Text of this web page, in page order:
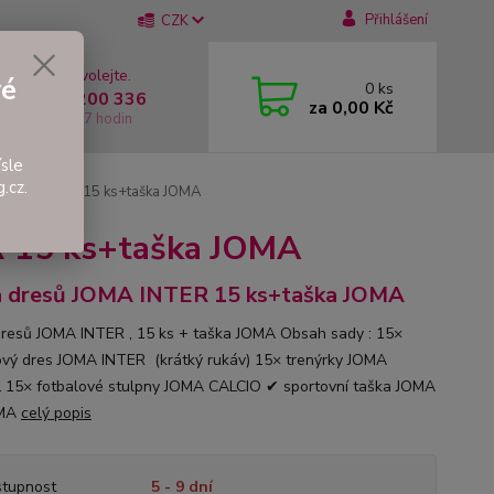
CZK Přihlášení
si rady? Zavolejte.
737 200 336
Pátek: 8 - 17 hodin
0 ks
za 0,00 Kč
INTER 15 ks+taška JOMA
ks+taška JOMA
dresů JOMA INTER 15 ks+taška JOMA
JOMA INTER , 15 ks + taška JOMA Obsah sady : 15×
dres JOMA INTER (krátký rukáv) 15× trenýrky JOMA
15× fotbalové stulpny JOMA CALCIO ✔ sportovní taška JOMA
celý popis
5 - 9 dní